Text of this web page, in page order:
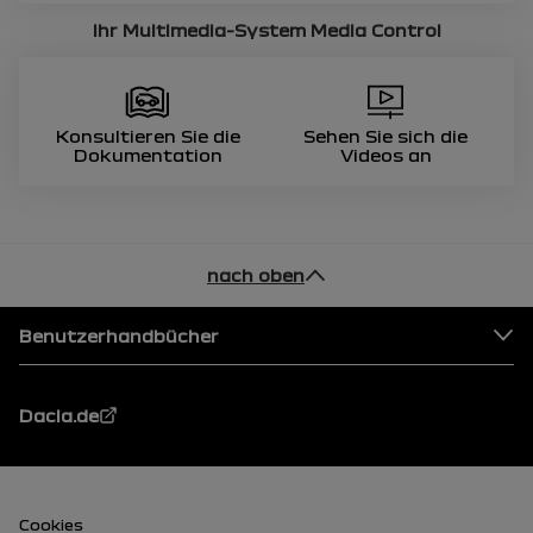
Ihr Multimedia-System Media Control
Konsultieren Sie die
Dokumentation
Sehen Sie sich die
Videos an
nach oben
Fußzeile
Benutzerhandbücher
Dacia.de
Cookies